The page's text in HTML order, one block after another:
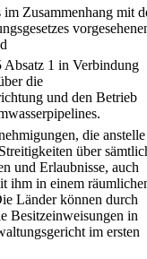
Zusammenhang mit
Absatz 1 in Verbindung
die
und den Betrieb
die anstelle
über
und Erlaubnisse, auch
ihm in einem
Länder können durch
Besitzeinweisungen in
im ersten